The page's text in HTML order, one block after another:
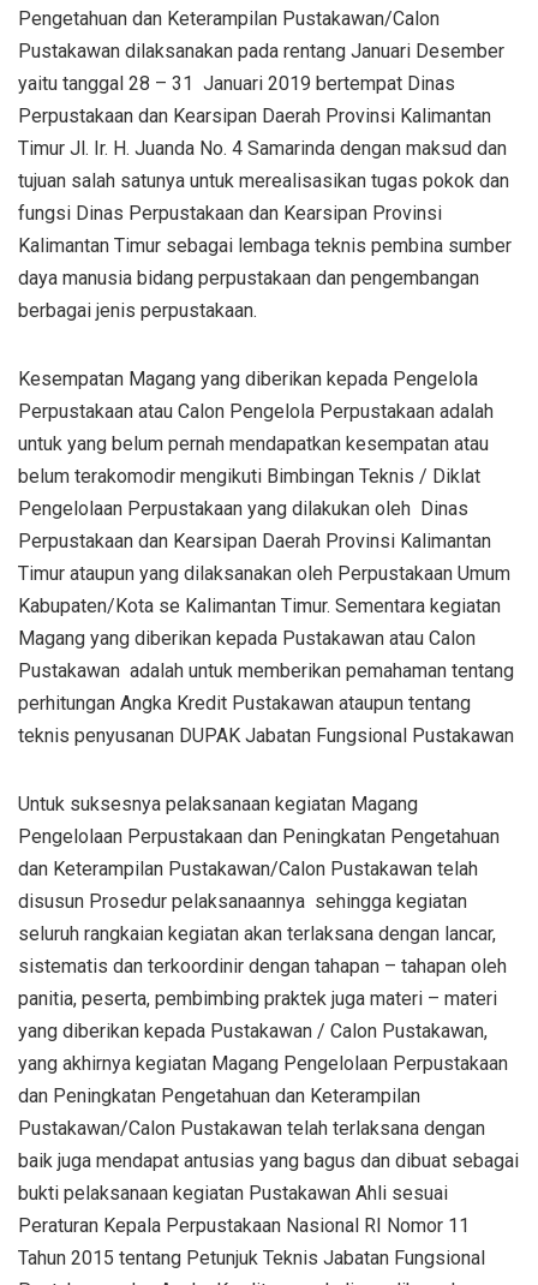
Pengetahuan dan Keterampilan Pustakawan/Calon
Pustakawan dilaksanakan pada rentang Januari Desember
yaitu tanggal 28 – 31 Januari 2019 bertempat Dinas
Perpustakaan dan Kearsipan Daerah Provinsi Kalimantan
Timur Jl. Ir. H. Juanda No. 4 Samarinda dengan maksud dan
tujuan salah satunya untuk merealisasikan tugas pokok dan
fungsi Dinas Perpustakaan dan Kearsipan Provinsi
Kalimantan Timur sebagai lembaga teknis pembina sumber
daya manusia bidang perpustakaan dan pengembangan
berbagai jenis perpustakaan.
Kesempatan Magang yang diberikan kepada Pengelola
Perpustakaan atau Calon Pengelola Perpustakaan adalah
untuk yang belum pernah mendapatkan kesempatan atau
belum terakomodir mengikuti Bimbingan Teknis / Diklat
Pengelolaan Perpustakaan yang dilakukan oleh Dinas
Perpustakaan dan Kearsipan Daerah Provinsi Kalimantan
Timur ataupun yang dilaksanakan oleh Perpustakaan Umum
Kabupaten/Kota se Kalimantan Timur. Sementara kegiatan
Magang yang diberikan kepada Pustakawan atau Calon
Pustakawan adalah untuk memberikan pemahaman tentang
perhitungan Angka Kredit Pustakawan ataupun tentang
teknis penyusanan DUPAK Jabatan Fungsional Pustakawan
Untuk suksesnya pelaksanaan kegiatan Magang
Pengelolaan Perpustakaan dan Peningkatan Pengetahuan
dan Keterampilan Pustakawan/Calon Pustakawan telah
disusun Prosedur pelaksanaannya sehingga kegiatan
seluruh rangkaian kegiatan akan terlaksana dengan lancar,
sistematis dan terkoordinir dengan tahapan – tahapan oleh
panitia, peserta, pembimbing praktek juga materi – materi
yang diberikan kepada Pustakawan / Calon Pustakawan,
yang akhirnya kegiatan Magang Pengelolaan Perpustakaan
dan Peningkatan Pengetahuan dan Keterampilan
Pustakawan/Calon Pustakawan telah terlaksana dengan
baik juga mendapat antusias yang bagus dan dibuat sebagai
bukti pelaksanaan kegiatan Pustakawan Ahli sesuai
Peraturan Kepala Perpustakaan Nasional RI Nomor 11
Tahun 2015 tentang Petunjuk Teknis Jabatan Fungsional